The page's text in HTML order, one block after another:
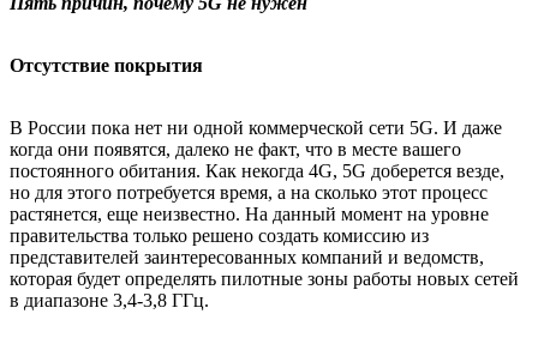
Отсутствие покрытия
В России пока нет ни одной коммерческой сети 5G. И даже
когда они появятся, далеко не факт, что в месте вашего
постоянного обитания. Как некогда 4G, 5G доберется везде,
но для этого потребуется время, а на сколько этот процесс
растянется, еще неизвестно. На данный момент на уровне
правительства только решено создать комиссию из
представителей заинтересованных компаний и ведомств,
которая будет определять пилотные зоны работы новых сетей
в диапазоне 3,4-3,8 ГГц.